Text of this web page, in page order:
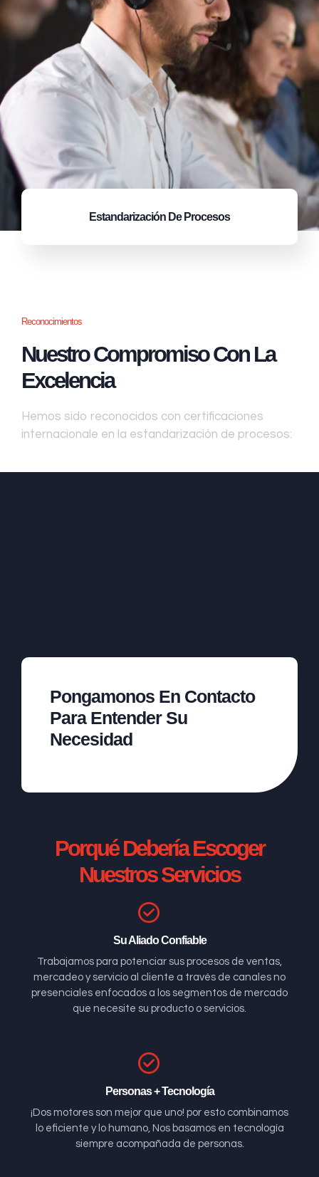
Estandarización De Procesos
Reconocimientos
Nuestro Compromiso Con La
Excelencia
Hemos sido reconocidos con certificaciones
internacionale en la estandarización de procesos:
Pongamonos En Contacto
Para Entender Su
Necesidad
Porqué Debería Escoger
Nuestros Servicios
Su Aliado Confiable
Trabajamos para potenciar sus procesos de ventas,
mercadeo y servicio al cliente a través de canales no
presenciales enfocados a los segmentos de mercado
que necesite su producto o servicios.
Personas + Tecnología
¡Dos motores son mejor que uno! por esto combinamos
lo eficiente y lo humano, Nos basamos en tecnología
siempre acompañada de personas.